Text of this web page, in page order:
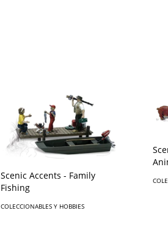
Scenic Accents - Family
Fishing
COLECCIONABLES Y HOBBIES